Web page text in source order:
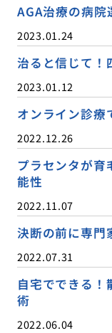
AGA治療の病院
2023.01.24
治ると信じて！
2023.01.12
オンライン診療
2022.12.26
プラセンタが育
能性
2022.11.07
決断の前に専門
2022.07.31
自宅でできる！
術
2022.06.04